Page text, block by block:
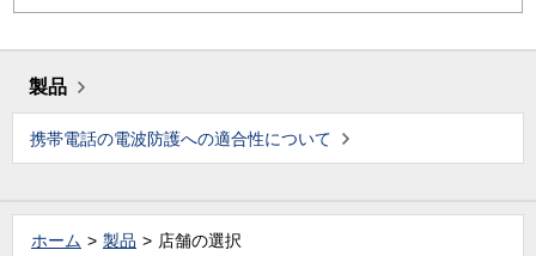
製品
携帯電話の電波防護への適合性について
ホーム 製品 店舗の選択